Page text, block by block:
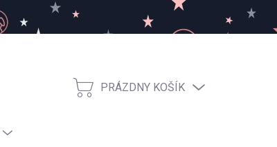
NÁKUPNÝ
PRÁZDNY KOŠÍK